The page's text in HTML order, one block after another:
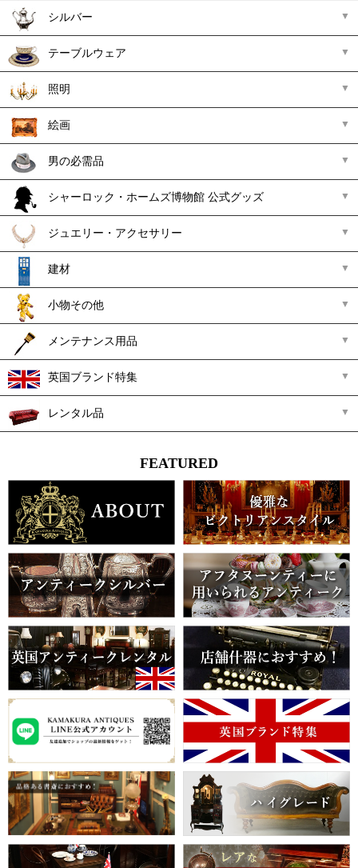
シルバー
テーブルウェア
照明
絵画
男の必需品
シャーロック・ホームズ博物館 公式グッズ
ジュエリー・アクセサリー
建材
小物その他
メンテナンス用品
英国ブランド特集
レンタル品
FEATURED